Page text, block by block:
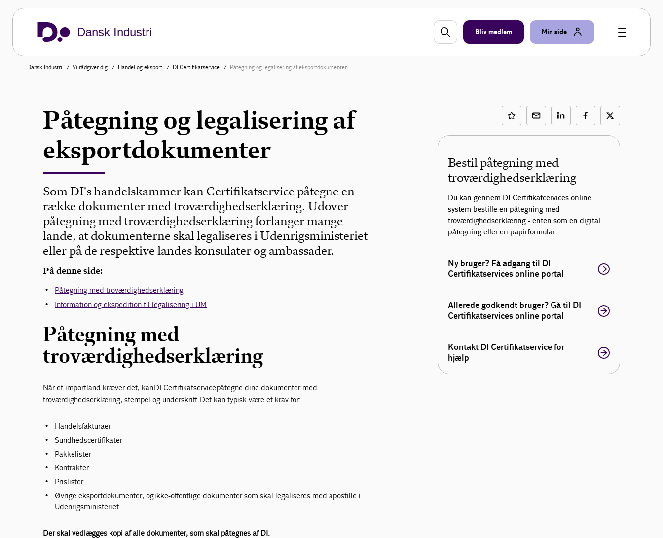
Dansk Industri Bliv medlem Min side
Dansk Industri Vi rådgiver dig Handel og eksport DI Certifikatservice Påtegning og legalisering af eksportdokumenter
Påtegning og legalisering af
eksportdokumenter
Som DI's handelskammer kan Certifikatservice påtegne en
række dokumenter med troværdighedserklæring. Udover
påtegning med troværdighedserklæring forlanger mange
lande, at dokumenterne skal legaliseres i Udenrigsministeriet
eller på de respektive landes konsulater og ambassader.
På denne side:
Påtegning med troværdighedserklæring
Information og ekspedition til legalisering i UM
Påtegning med
troværdighedserklæring
Når et importland kræver det, kan DI Certifikatservice påtegne dine dokumenter med
troværdighedserklæring, stempel og underskrift. Det kan typisk være et krav for:
Handelsfakturaer
Sundhedscertifikater
Pakkelister
Kontrakter
Prislister
Øvrige eksportdokumenter, og ikke-offentlige dokumenter som skal legaliseres med apostille i
Udenrigsministeriet.
Der skal vedlægges kopi af alle dokumenter, som skal påtegnes af DI.
Bestil påtegning med
troværdighedserklæring
Du kan gennem DI Certifikatcervices online
system bestille en påtegning med
troværdighedserklæring - enten som en digital
påtegning eller en papirformular.
Ny bruger? Få adgang til DI
Certifikatservices online portal
Allerede godkendt bruger? Gå til DI
Certifikatservices online portal
Kontakt DI Certifikatservice for
hjælp